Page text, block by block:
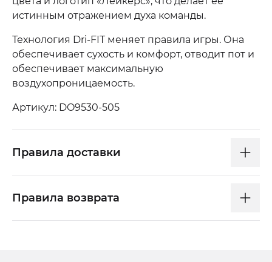
истинным отражением духа команды.
Технология Dri-FIT меняет правила игры. Она
обеспечивает сухость и комфорт, отводит пот и
обеспечивает максимальную
воздухопроницаемость.
Артикул: DO9530-505
Правила доставки
Правила возврата